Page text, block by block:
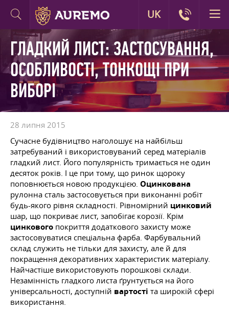
ГЛАДКИЙ ЛИСТ: ЗАСТОСУВАННЯ,
ОСОБЛИВОСТІ, ТОНКОЩІ ПРИ
ВИБОРІ
28 липня 2015
Сучасне будівництво наголошує на найбільш
затребуваний і використовуваний серед матеріалів
гладкий лист. Його популярність тримається не один
десяток років. І це при тому, що ринок щороку
поповнюється новою продукцією. Оцинкована
рулонна сталь застосовується при виконанні робіт
будь-якого рівня складності. Рівномірний цинковий
шар, що покриває лист, запобігає корозії. Крім
цинкового покриття додаткового захисту може
застосовуватися спеціальна фарба. Фарбувальний
склад служить не тільки для захисту, але й для
покращення декоративних характеристик матеріалу.
Найчастіше використовують порошкові склади.
Незамінність гладкого листа ґрунтується на його
універсальності, доступній вартості та широкій сфері
використання.
UK